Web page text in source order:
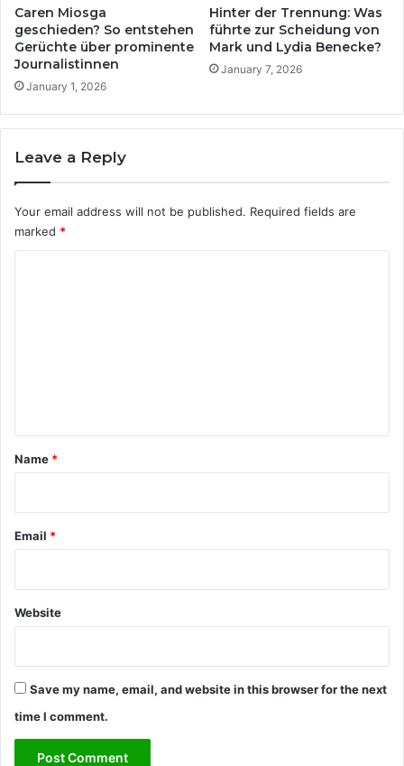
t
r
e
n
n
h
w
e
i
ß
Caren Miosga
geschieden? So entstehen
Gerüchte über prominente
Journalistinnen
January 1, 2026
Hinter der Trennung: Was
führte zur Scheidung von
Mark und Lydia Benecke?
January 7, 2026
Leave a Reply
Your email address will not be published. Required fields are
marked *
*
Name *
Email *
Website
Save my name, email, and website in this browser for the next
time I comment.